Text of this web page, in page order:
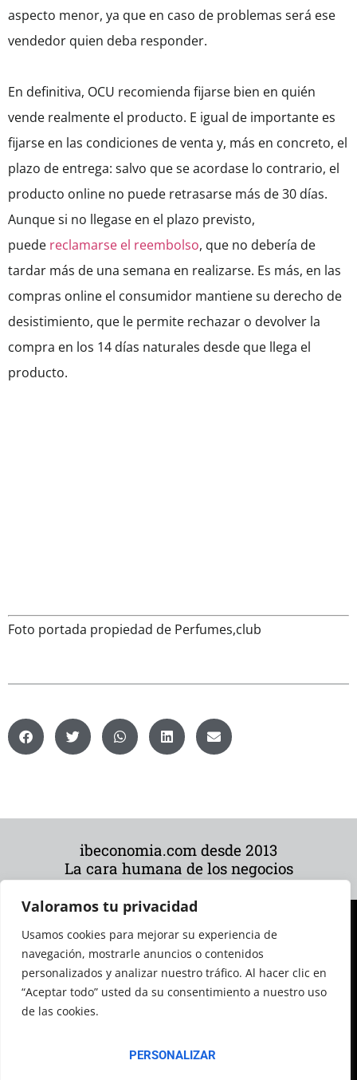
Valoramos tu privacidad
Usamos cookies para mejorar su experiencia de
navegación, mostrarle anuncios o contenidos
personalizados y analizar nuestro tráfico. Al hacer clic en
“Aceptar todo” usted da su consentimiento a nuestro uso
de las cookies.
PERSONALIZAR
aspecto menor, ya que en caso de problemas será ese
vendedor quien deba responder.
En definitiva, OCU recomienda fijarse bien en quién
vende realmente el producto. E igual de importante es
fijarse en las condiciones de venta y, más en concreto, el
plazo de entrega: salvo que se acordase lo contrario, el
producto online no puede retrasarse más de 30 días.
Aunque si no llegase en el plazo previsto,
puede reclamarse el reembolso, que no debería de
tardar más de una semana en realizarse. Es más, en las
compras online el consumidor mantiene su derecho de
desistimiento, que le permite rechazar o devolver la
compra en los 14 días naturales desde que llega el
producto.
Foto portada propiedad de Perfumes,club
ibeconomia.com desde 2013
La cara humana de los negocios